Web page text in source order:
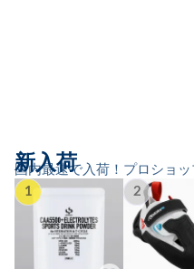
国内最速で入荷！プロショ
新入荷
1 2